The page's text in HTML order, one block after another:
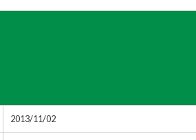
2013/11/02